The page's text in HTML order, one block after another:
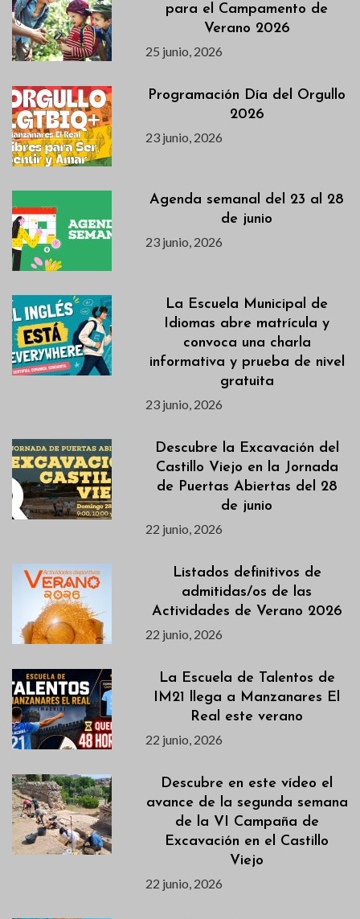
para el Campamento de
Verano 2026
25 junio, 2026
Programación Día del Orgullo
2026
23 junio, 2026
Agenda semanal del 23 al 28
de junio
23 junio, 2026
La Escuela Municipal de
Idiomas abre matrícula y
convoca una charla
informativa y prueba de nivel
gratuita
23 junio, 2026
Descubre la Excavación del
Castillo Viejo en la Jornada
de Puertas Abiertas del 28
de junio
22 junio, 2026
Listados definitivos de
admitidas/os de las
Actividades de Verano 2026
22 junio, 2026
La Escuela de Talentos de
IM21 llega a Manzanares El
Real este verano
22 junio, 2026
Descubre en este vídeo el
avance de la segunda semana
de la VI Campaña de
Excavación en el Castillo
Viejo
22 junio, 2026